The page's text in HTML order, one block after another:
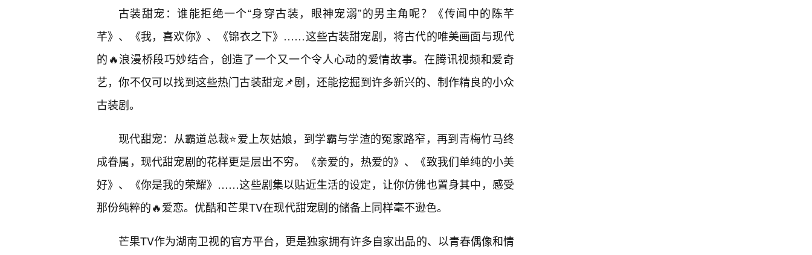
古装甜宠：谁能拒绝一个“身穿古装，眼神宠溺”的男主角呢？《传闻中的陈芊
芊》、《我，喜欢你》、《锦衣之下》……这些古装甜宠剧，将古代的唯美画面与现代
的🔥浪漫桥段巧妙结合，创造了一个又一个令人心动的爱情故事。在腾讯视频和爱奇
艺，你不仅可以找到这些热门古装甜宠📌剧，还能挖掘到许多新兴的、制作精良的小众
古装剧。
现代甜宠：从霸道总裁⭐爱上灰姑娘，到学霸与学渣的冤家路窄，再到青梅竹马终
成眷属，现代甜宠剧的花样更是层出不穷。《亲爱的，热爱的》、《致我们单纯的小美
好》、《你是我的荣耀》……这些剧集以贴近生活的设定，让你仿佛也置身其中，感受
那份纯粹的🔥爱恋。优酷和芒果TV在现代甜宠剧的储备上同样毫不逊色。
芒果TV作为湖南卫视的官方平台，更是独家拥有许多自家出品的、以青春偶像和情